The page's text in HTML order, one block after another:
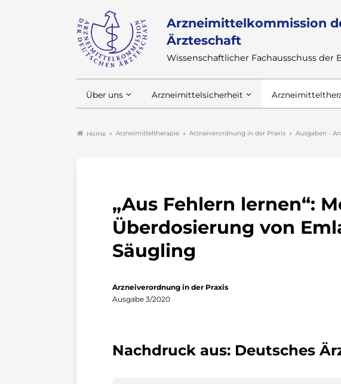
Arzneimittelkommission
Ärzteschaft
Wissenschaftlicher Fachausschuss der
Über uns Arzneimittelsicherheit
Home Arzneimitteltherapie Arzneiverordnung in der Praxis Ausgaben -
„Aus Fehlern lernen“:
Überdosierung von
Säugling
Arzneiverordnung in der Praxis
Ausgabe 3/2020
Nachdruck aus: Deutsches